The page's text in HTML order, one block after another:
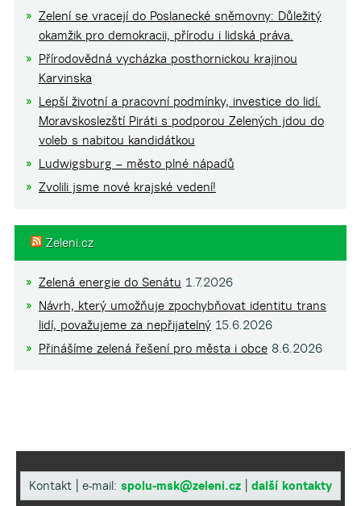
Zelení se vracejí do Poslanecké sněmovny: Důležitý
okamžik pro demokracii, přírodu i lidská práva.
Přírodovědná vycházka posthornickou krajinou
Karvinska
Lepší životní a pracovní podmínky, investice do lidí.
Moravskoslezští Piráti s podporou Zelených jdou do
voleb s nabitou kandidátkou
Ludwigsburg – město plné nápadů
Zvolili jsme nové krajské vedení!
Zeleni.cz
Zelená energie do Senátu 1.7.2026
Návrh, který umožňuje zpochybňovat identitu trans
lidí, považujeme za nepřijatelný 15.6.2026
Přinášíme zelená řešení pro města i obce 8.6.2026
Kontakt | e-mail: spolu-msk@zeleni.cz další kontakty